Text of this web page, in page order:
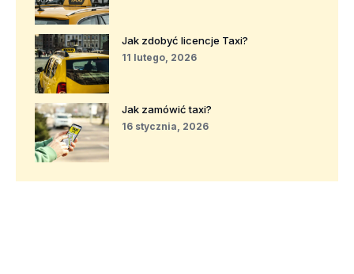
Jak zdobyć licencje Taxi?
11 lutego, 2026
Jak zamówić taxi?
16 stycznia, 2026